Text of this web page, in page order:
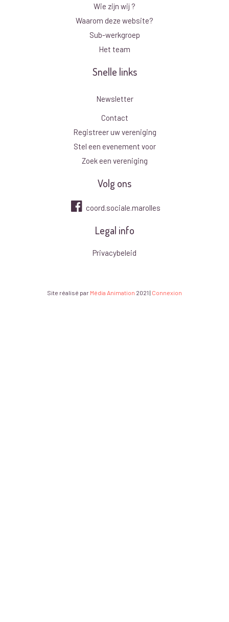
Wie zijn wij ?
Waarom deze website?
Sub-werkgroep
Het team
Snelle links
Newsletter
Contact
Registreer uw vereniging
Stel een evenement voor
Zoek een vereniging
Volg ons
coord.sociale.marolles
Legal info
Privacybeleid
Site réalisé par Média Animation 2021 | Connexion